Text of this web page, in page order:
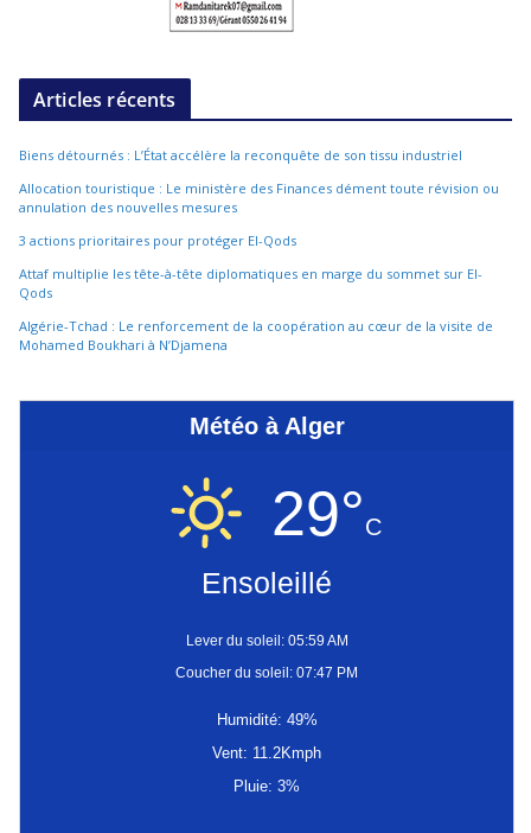
Articles récents
Biens détournés : L’État accélère la reconquête de son tissu industriel
Allocation touristique : Le ministère des Finances dément toute révision ou
annulation des nouvelles mesures
3 actions prioritaires pour protéger El-Qods
Attaf multiplie les tête-à-tête diplomatiques en marge du sommet sur El-
Qods
Algérie-Tchad : Le renforcement de la coopération au cœur de la visite de
Mohamed Boukhari à N’Djamena
Météo à Alger
29°C
Ensoleillé
Lever du soleil: 05:59 AM
Coucher du soleil: 07:47 PM
Humidité: 49%
Vent: 11.2Kmph
Pluie: 3%